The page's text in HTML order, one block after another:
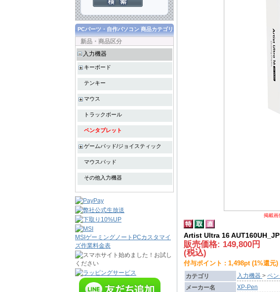
掲載画
Artist Ultra 16 AUT160UH_JP
販売価格: 149,800円
(税込)
付与ポイント : 1,498pt (1%還元)
カテゴリ 入力機器 > ペン
メーカー名
XP-Pen
PCパーツ・自作パソコン 商品カテゴリ
新品・商品区分
入力機器
キーボード
テンキー
マウス
トラックボール
ペンタブレット
ゲームパッド/ジョイスティック
マウスパッド
その他入力機器
MSIゲーミングノートPCカスタマイ
ズ作業料金表